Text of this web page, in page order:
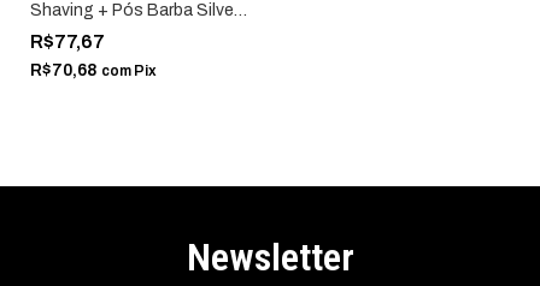
Shaving + Pós Barba Silver
Line Classic - Lizan
R$77,67
R$70,68 com Pix
Newsletter